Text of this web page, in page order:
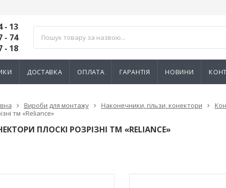
- 13
- 74
- 18
ДОСТАВКА ОПЛАТА ГАРАНТІЯ НОВИНИ
Вироби для монтажу Наконечники, гільзи, конектори
тм «Reliance»
ПЛОСКІ РОЗРІЗНІ ТМ «RELIANCE»